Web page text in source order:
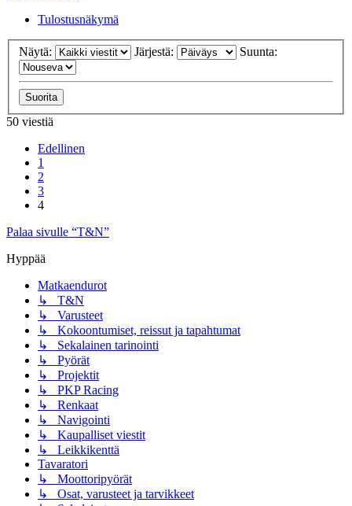
Tulostusnäkymä
Näytä: Järjestä: Suunta:
50 viestiä
Edellinen
1
2
3
4
Palaa sivulle “T&N”
Hyppää
Matkaendurot
↳ T&N
↳ Varusteet
↳ Kokoontumiset, reissut ja tapahtumat
↳ Sekalainen tarinointi
↳ Pyörät
↳ Projektit
↳ PKP Racing
↳ Renkaat
↳ Navigointi
↳ Kaupalliset viestit
↳ Leikkikenttä
Tavaratori
↳ Moottoripyörät
↳ Osat, varusteet ja tarvikkeet